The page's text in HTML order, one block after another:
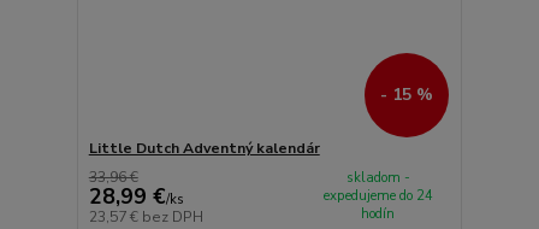
- 15 %
Little Dutch Adventný kalendár
33,96 €
28,99 €/ks
23,57 € bez DPH
skladom -
expedujeme do 24
hodín